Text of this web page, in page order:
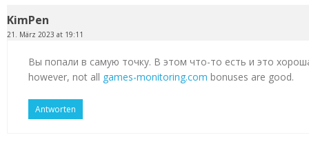
KimPen
21. März 2023 at 19:11
Вы попали в самую точку. В этом что-то есть и это
however, not all games-monitoring.com bonuses are good.
Antworten